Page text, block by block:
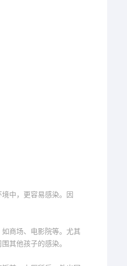
中，更容易感染。因
商场、电影院等。尤其
其他孩子的感染。